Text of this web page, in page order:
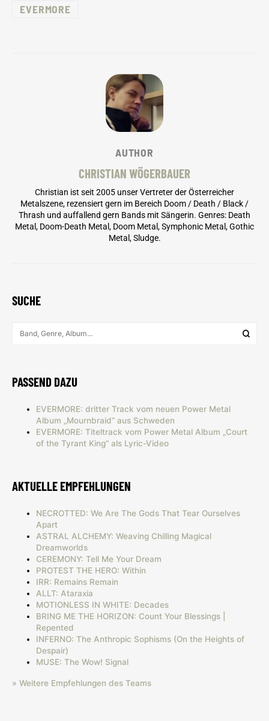
EVERMORE
AUTHOR
CHRISTIAN WÖGERBAUER
Christian ist seit 2005 unser Vertreter der Österreicher
Metalszene, rezensiert gern im Bereich Doom / Death / Black /
Thrash und auffallend gern Bands mit Sängerin. Genres: Death
Metal, Doom-Death Metal, Doom Metal, Symphonic Metal, Gothic
Metal, Sludge.
SUCHE
PASSEND DAZU
EVERMORE: dritter Track vom neuen Power Metal
Album „Mournbraid“ aus Schweden
EVERMORE: Titeltrack vom Power Metal Album „Court
of the Tyrant King“ als Lyric-Video
AKTUELLE EMPFEHLUNGEN
NECROTTED: We Are The Gods That Tear Ourselves
Apart
ASTRAL ALCHEMY: Weaving Chilling Magical
Dreamworlds
CEREMONY: Tell Me Your Dream
PROTEST THE HERO: Within
IRR: Remains Remain
ALLT: Ataraxia
MOTIONLESS IN WHITE: Decades
BRING ME THE HORIZON: Count Your Blessings |
Repented
INFERNO: The Anthropic Sophisms (On the Heights of
Despair)
MUSE: The Wow! Signal
» Weitere Empfehlungen des Teams